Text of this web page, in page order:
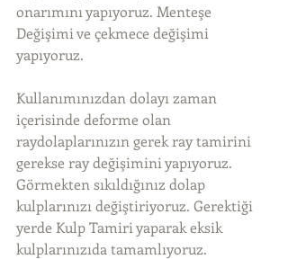
onarımını yapıyoruz. Menteşe
Değişimi ve çekmece değişimi
yapıyoruz.
Kullanımınızdan dolayı zaman
içerisinde deforme olan
raydolaplarınızın gerek ray tamirini
gerekse ray değişimini yapıyoruz.
Görmekten sıkıldığınız dolap
kulplarınızı değiştiriyoruz. Gerektiği
yerde Kulp Tamiri yaparak eksik
kulplarınızıda tamamlıyoruz.